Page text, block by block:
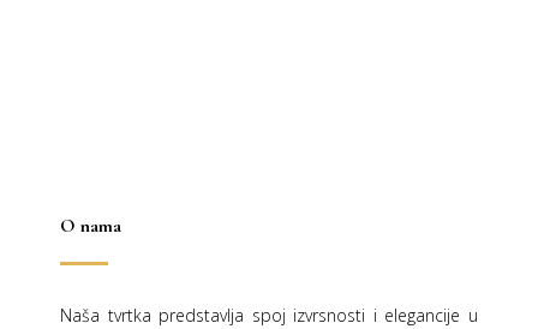
O nama
Naša tvrtka predstavlja spoj izvrsnosti i elegancije u